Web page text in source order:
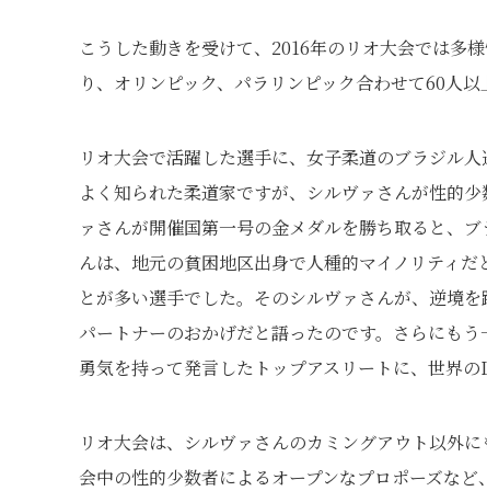
こうした動きを受けて、2016年のリオ大会では多
り、オリンピック、パラリンピック合わせて60人
リオ大会で活躍した選手に、女子柔道のブラジル
よく知られた柔道家ですが、シルヴァさんが性的
ァさんが開催国第一号の金メダルを勝ち取ると、
んは、地元の貧困地区出身で人種的マイノリティ
とが多い選手でした。そのシルヴァさんが、逆境
パートナーのおかげだと語ったのです。さらにも
勇気を持って発言したトップアスリートに、世界
リオ大会は、シルヴァさんのカミングアウト以外
会中の性的少数者によるオープンなプロポーズな